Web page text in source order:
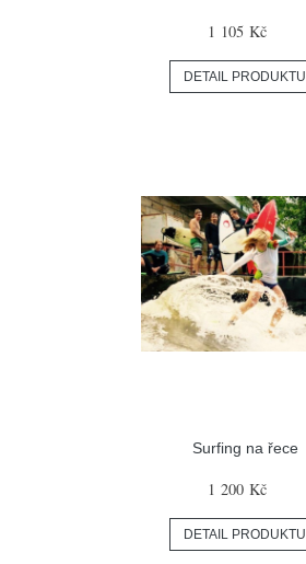
1 105 Kč
DETAIL PRODUKTU
Surfing na řece
1 200 Kč
DETAIL PRODUKTU